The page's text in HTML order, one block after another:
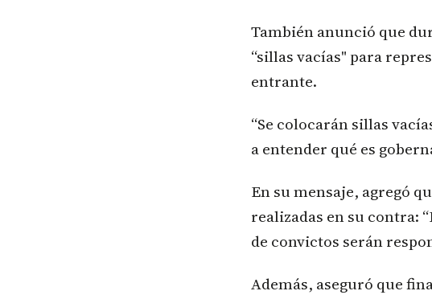
También anunció que
“sillas vacías" para
entrante.
“Se colocarán sillas
a entender qué es
En su mensaje, agregó
realizadas en su contra:
de convictos serán
Además, aseguró que